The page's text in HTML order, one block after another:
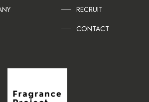
RECRUIT
CONTACT